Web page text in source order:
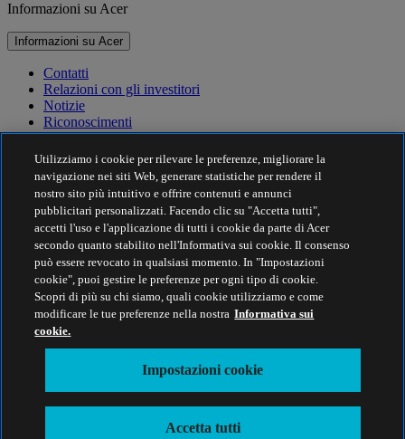
Informazioni su Acer
Informazioni su Acer
Contatti
Relazioni con gli investitori
Notizie
Riconoscimenti
Eventi
Sostenibilità
Sostenibilità
Responsabilità sociale d'impresa
Impronta di carbonio del prodotto
Project Humanity
Earthion
Politica sulla privacy
Politica sui Cookie
Nota legale
Ulteriori informazioni legali
Politica sull'accessibilità
Impostazioni cookie
Italia - Italiano
Utilizziamo i cookie per rilevare le preferenze, migliorare la
navigazione nei siti Web, generare statistiche per rendere il
nostro sito più intuitivo e offrire contenuti e annunci
pubblicitari personalizzati. Facendo clic su "Accetta tutti",
accetti l'uso e l'applicazione di tutti i cookie da parte di Acer
secondo quanto stabilito nell'Informativa sui cookie. Il consenso
può essere revocato in qualsiasi momento. In "Impostazioni
cookie", puoi gestire le preferenze per ogni tipo di cookie.
Scopri di più su chi siamo, quali cookie utilizziamo e come
modificare le tue preferenze nella nostra Informativa sui
cookie.
Impostazioni cookie
Accetta tutti